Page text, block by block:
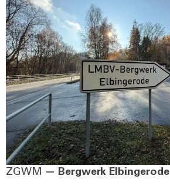
ZGWM — Berg­werk Elb­in­ge­ro­de